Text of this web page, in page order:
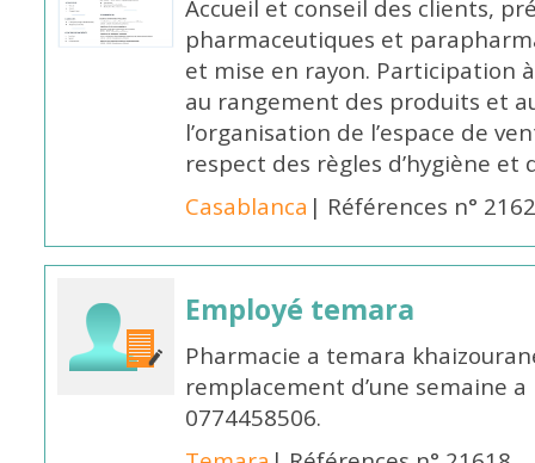
Accueil et conseil des clients,
pharmaceutiques et
et mise en rayon. Participation
au rangement des produits et
l’organisation de l’espace de
respect des règles d’hygiène et
Casablanca | Références n°
Employé temara
Pharmacie a temara
remplacement d’une semaine
0774458506.